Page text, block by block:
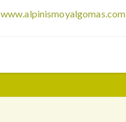
www.alpinismoyalgomas.com